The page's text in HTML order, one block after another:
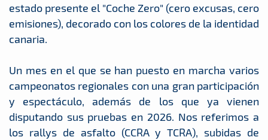
estado presente el "Coche Zero" (cero excusas, cero
emisiones), decorado con los colores de la identidad
canaria.
Un mes en el que se han puesto en marcha varios
campeonatos regionales con una gran participación
y espectáculo, además de los que ya vienen
disputando sus pruebas en 2026. Nos referimos a
los rallys de asfalto (CCRA y TCRA), subidas de